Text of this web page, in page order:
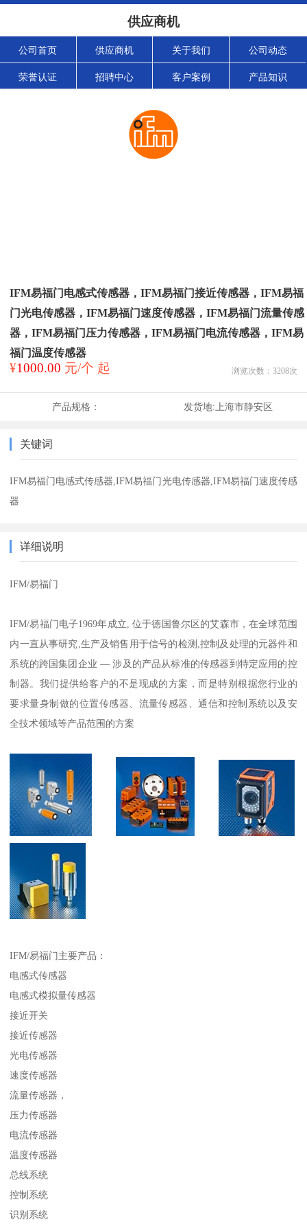
供应商机
公司首页 供应商机 关于我们 公司动态
荣誉认证 招聘中心 客户案例 产品知识
IFM易福门电感式传感器，IFM易福门接近传感器，IFM易福
门光电传感器，IFM易福门速度传感器，IFM易福门流量传感
器，IFM易福门压力传感器，IFM易福门电流传感器，IFM易
福门温度传感器
¥1000.00 元/个 起 浏览次数： 3208次
产品规格： 发货地: 上海市静安区
关键词
IFM易福门电感式传感器,IFM易福门光电传感器,IFM易福门速度传感
器
详细说明
IFM/易福门
IFM/易福门电子1969年成立, 位于德国鲁尔区的艾森市，在全球范围
内一直从事研究,生产及销售用于信号的检测,控制及处理的元器件和
系统的跨国集团企业 — 涉及的产品从标准的传感器到特定应用的控
制器。我们提供给客户的不是现成的方案，而是特别根据您行业的
要求量身制做的位置传感器、流量传感器、通信和控制系统以及安
全技术领域等产品范围的方案
IFM/易福门主要产品：
电感式传感器
电感式模拟量传感器
接近开关
接近传感器
光电传感器
速度传感器
流量传感器，
压力传感器
电流传感器
温度传感器
总线系统
控制系统
识别系统